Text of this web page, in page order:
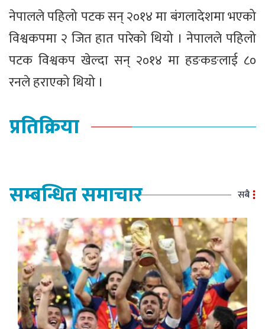
नेपालले पहिलो पटक सन् २०१४ मा बंगलादेशमा भएको
विश्वकपमा २ जित हात पारेको थियो । नेपालले पहिलो
पटक विश्वकप खेल्दा सन् २०१४ मा हङकङलाई ८०
रनले हराएको थियो ।
प्रतिक्रिया
सम्बन्धित समाचार सबै